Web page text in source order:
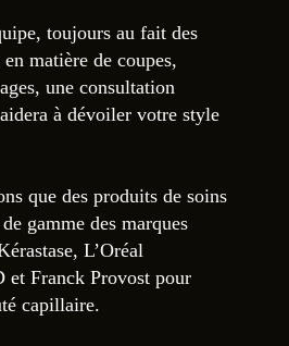
toujours au fait des
matière de coupes,
une consultation
à dévoiler votre style
que des produits de soins
gamme des marques
L’Oréal
et Franck Provost pour
capillaire.